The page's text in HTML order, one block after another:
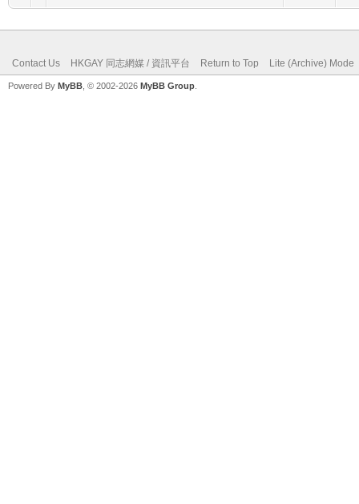
Contact Us HKGAY 同志網媒 / 資訊平台 Return to Top Lite (Archive) Mode
Powered By MyBB , © 2002-2026 MyBB Group